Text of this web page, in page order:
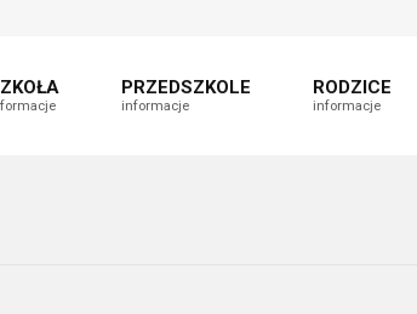
PRZEDSZKOLE
informacje
RODZICE
informacje